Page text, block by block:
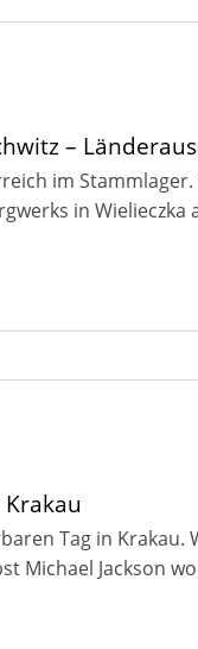
–
im
in
Tag in Krakau.
Michael Jackson